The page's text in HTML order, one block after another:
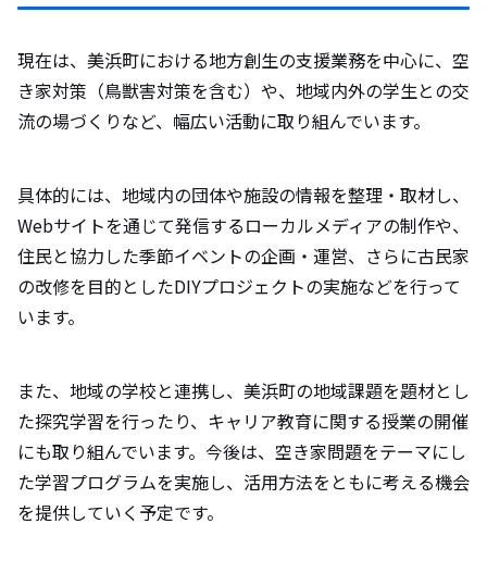
現在は、美浜町における地方創生の支援業務を中心に、空
き家対策（鳥獣害対策を含む）や、地域内外の学生との交
流の場づくりなど、幅広い活動に取り組んでいます。
具体的には、地域内の団体や施設の情報を整理・取材し、
Webサイトを通じて発信するローカルメディアの制作や、
住民と協力した季節イベントの企画・運営、さらに古民家
の改修を目的としたDIYプロジェクトの実施などを行って
います。
また、地域の学校と連携し、美浜町の地域課題を題材とし
た探究学習を行ったり、キャリア教育に関する授業の開催
にも取り組んでいます。今後は、空き家問題をテーマにし
た学習プログラムを実施し、活用方法をともに考える機会
を提供していく予定です。